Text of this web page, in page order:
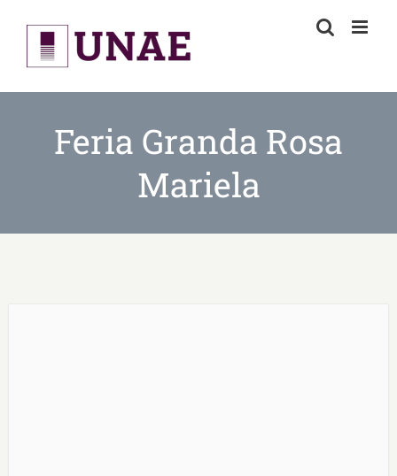
content
Feria Granda Rosa
Mariela